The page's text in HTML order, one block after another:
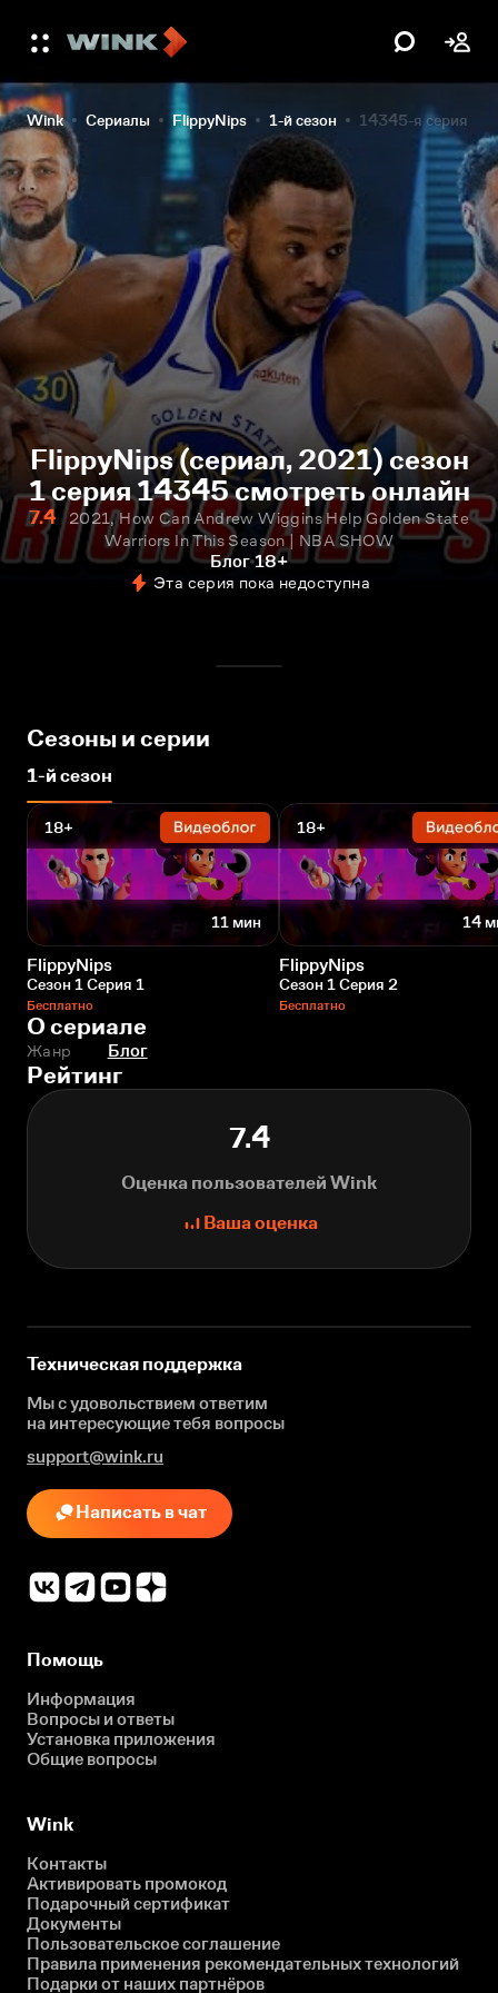
Wink Сериалы FlippyNips 1-й сезон 14345-я серия
FlippyNips (сериал, 2021) сезон
1 серия 14345 смотреть онлайн
7.4
2021, How Can Andrew Wiggins Help Golden State
Warriors In This Season | NBA SHOW
Блог 18+
Эта серия пока недоступна
Сезоны и серии
1-й сезон
18+
11 мин
FlippyNips
Сезон 1 Серия 1
Бесплатно
18+
14
FlippyNips
Сезон 1 Серия 2
Бесплатно
О сериале
Жанр Блог
Рейтинг
7.4
Оценка пользователей Wink
Ваша оценка
Техническая поддержка
Мы с удовольствием ответим
на интересующиетебя вопросы
support@wink.ru
Написать в чат
Помощь
Информация
Вопросы и ответы
Установка приложения
Общие вопросы
Wink
Контакты
Активировать промокод
Подарочный сертификат
Документы
Пользовательское соглашение
Правила применения рекомендательных технологий
Подарки от наших партнёров